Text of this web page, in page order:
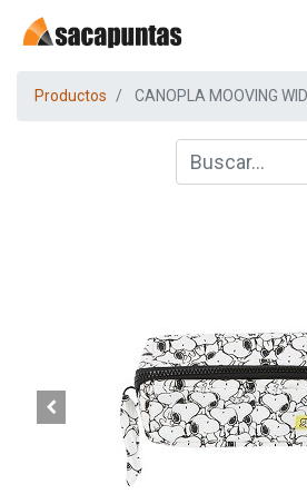
Productos CANOPLA MOOVING